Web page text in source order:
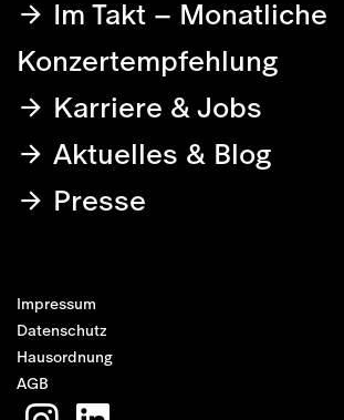
Im Takt – Monatliche
Konzertempfehlung
Karriere & Jobs
Aktuelles & Blog
Presse
Impressum
Datenschutz
Hausordnung
AGB